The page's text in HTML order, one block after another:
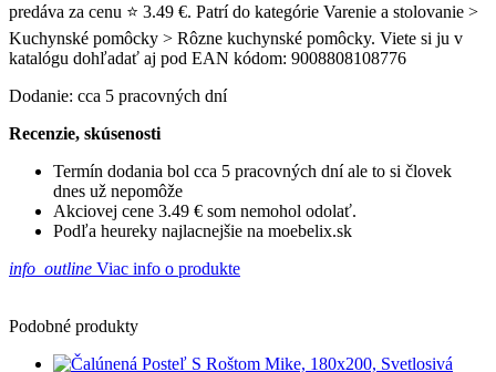
predáva za cenu ⭐ 3.49 €. Patrí do kategórie Varenie a stolovanie >
Kuchynské pomôcky > Rôzne kuchynské pomôcky. Viete si ju v
katalógu dohľadať aj pod EAN kódom: 9008808108776
Dodanie: cca 5 pracovných dní
Recenzie, skúsenosti
Termín dodania bol cca 5 pracovných dní ale to si človek
dnes už nepomôže
Akciovej cene 3.49 € som nemohol odolať.
Podľa heureky najlacnejšie na moebelix.sk
info_outline Viac info o produkte
Podobné produkty